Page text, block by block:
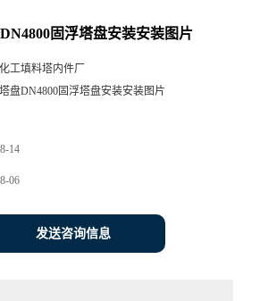
固浮塔盘安装安装图片
工填料塔内件厂
盘DN4800固浮塔盘安装安装图片
14
06
发送咨询信息